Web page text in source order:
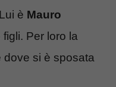
è Mauro
Per loro la
dove si è sposata